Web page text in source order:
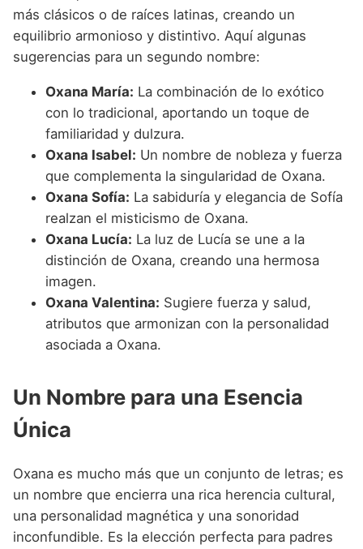
más clásicos o de raíces latinas, creando un
equilibrio armonioso y distintivo. Aquí algunas
sugerencias para un segundo nombre:
Oxana María: La combinación de lo exótico
con lo tradicional, aportando un toque de
familiaridad y dulzura.
Oxana Isabel: Un nombre de nobleza y fuerza
que complementa la singularidad de Oxana.
Oxana Sofía: La sabiduría y elegancia de Sofía
realzan el misticismo de Oxana.
Oxana Lucía: La luz de Lucía se une a la
distinción de Oxana, creando una hermosa
imagen.
Oxana Valentina: Sugiere fuerza y salud,
atributos que armonizan con la personalidad
asociada a Oxana.
Un Nombre para una Esencia
Única
Oxana es mucho más que un conjunto de letras; es
un nombre que encierra una rica herencia cultural,
una personalidad magnética y una sonoridad
inconfundible. Es la elección perfecta para padres